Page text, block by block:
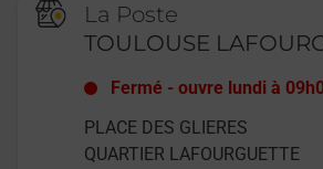
La Poste
TOULOUSE
Fermé -ouvre lundi à
PLACE DES GLIERES
QUARTIER LAFOURGUETTE